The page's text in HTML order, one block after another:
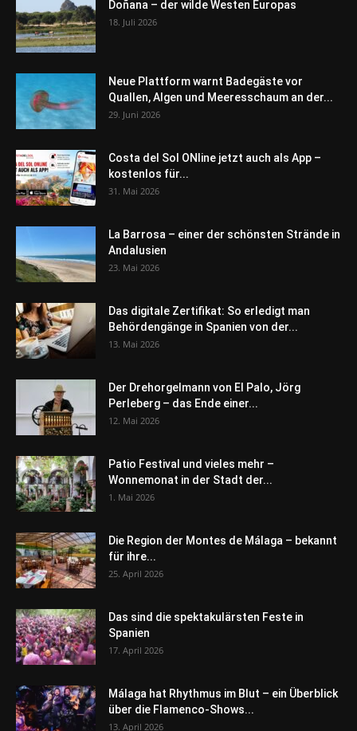
Doñana – der wilde Westen Europas
18. Juli 2026
Neue Plattform warnt Badegäste vor
Quallen, Algen und Meeresschaum an der...
29. Juni 2026
Costa del Sol ONline jetzt auch als App –
kostenlos für...
31. Mai 2026
La Barrosa – einer der schönsten Strände in
Andalusien
23. Mai 2026
Das digitale Zertifikat: So erledigt man
Behördengänge in Spanien von der...
13. Mai 2026
Der Drehorgelmann von El Palo, Jörg
Perleberg – das Ende einer...
12. Mai 2026
Patio Festival und vieles mehr –
Wonnemonat in der Stadt der...
1. Mai 2026
Die Region der Montes de Málaga – bekannt
für ihre...
25. April 2026
Das sind die spektakulärsten Feste in
Spanien
17. April 2026
Málaga hat Rhythmus im Blut – ein Überblick
über die Flamenco-Shows...
13. April 2026